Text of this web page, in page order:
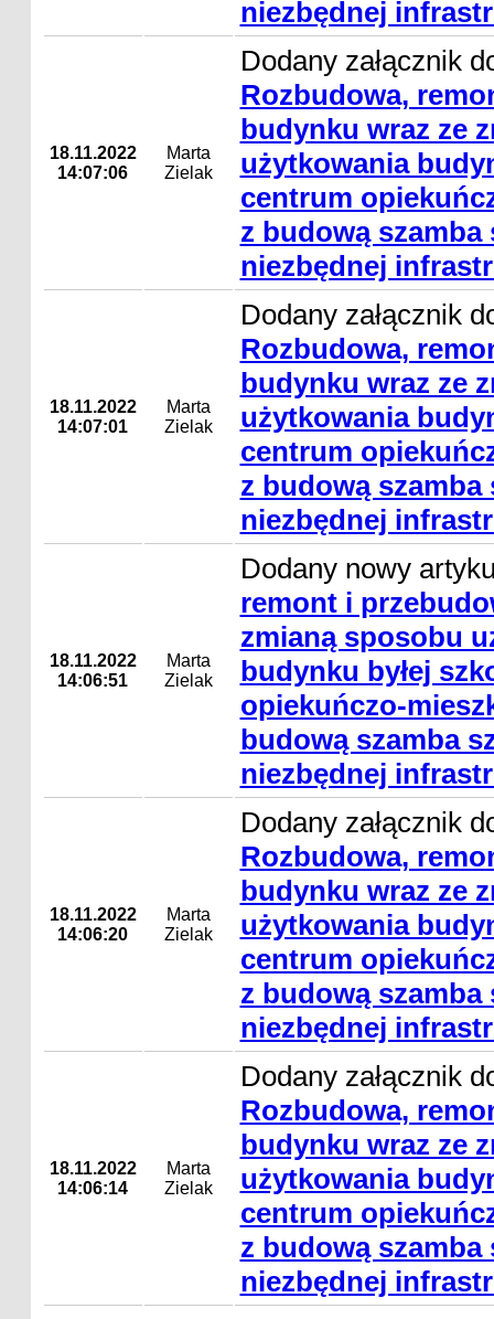
niezbędnej
18.11.2022
14:07:06
Marta
Zielak
Dodany załącznik
Rozbudowa,
budynku wraz ze
użytkowania
centrum
z budową szamba
niezbędnej
18.11.2022
14:07:01
Marta
Zielak
Dodany załącznik
Rozbudowa,
budynku wraz ze
użytkowania
centrum
z budową szamba
niezbędnej
18.11.2022
14:06:51
Marta
Zielak
Dodany nowy
remont i
zmianą sposobu
budynku byłej
opiekuńczo-
budową szamba
niezbędnej
18.11.2022
14:06:20
Marta
Zielak
Dodany załącznik
Rozbudowa,
budynku wraz ze
użytkowania
centrum
z budową szamba
niezbędnej
18.11.2022
14:06:14
Marta
Zielak
Dodany załącznik
Rozbudowa,
budynku wraz ze
użytkowania
centrum
z budową szamba
niezbędnej